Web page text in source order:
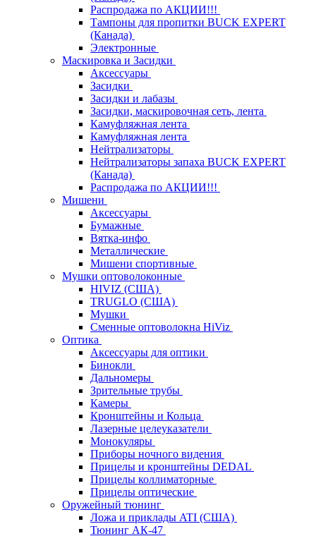
Распродажа по АКЦИИ!!!
Тампоны для пропитки BUCK EXPERT
(Канада)
Электронные
Маскировка и Засидки
Аксессуары
Засидки
Засидки и лабазы
Засидки, маскировочная сеть, лента
Камуфляжная лента
Камуфляжная лента
Нейтрализаторы
Нейтрализаторы запаха BUCK EXPERT
(Канада)
Распродажа по АКЦИИ!!!
Мишени
Аксессуары
Бумажные
Вятка-инфо
Металлические
Мишени спортивные
Мушки оптоволоконные
HIVIZ (США)
TRUGLO (США)
Мушки
Сменные оптоволокна HiViz
Оптика
Аксессуары для оптики
Бинокли
Дальномеры
Зрительные трубы
Камеры
Кронштейны и Кольца
Лазерные целеуказатели
Монокуляры
Приборы ночного видения
Прицелы и кронштейны DEDAL
Прицелы коллиматорные
Прицелы оптические
Оружейный тюнинг
Ложа и приклады ATI (США)
Тюнинг АК-47